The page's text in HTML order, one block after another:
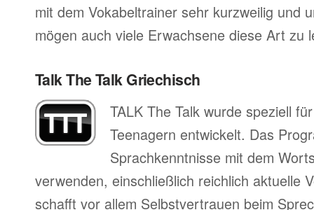
mit dem Vokabeltrainer sehr kurzweilig und
mögen auch viele Erwachsene diese Art zu
Talk The Talk Griechisch
TALK The Talk wurde speziell
Teenagern entwickelt. Das
Sprachkenntnisse mit dem
verwenden, einschließlich reichlich aktuelle
schafft vor allem Selbstvertrauen beim